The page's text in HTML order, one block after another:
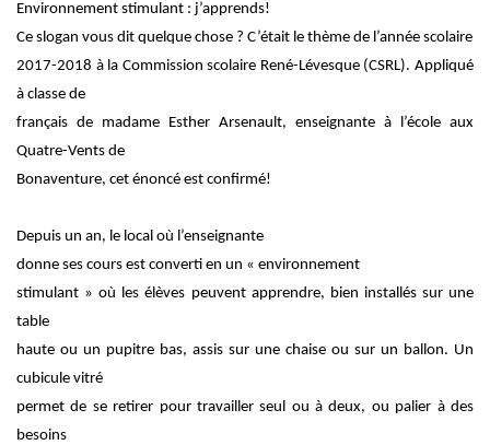
Environnement stimulant : j’apprends!
Ce slogan vous dit quelque chose ? C’était le thème de l’année scolaire
2017-2018 à la Commission scolaire René-Lévesque (CSRL). Appliqué
à classe de
français de madame Esther Arsenault, enseignante à l’école aux
Quatre-Vents de
Bonaventure, cet énoncé est confirmé!
Depuis un an, le local où l’enseignante
donne ses cours est converti en un « environnement
stimulant » où les élèves peuvent apprendre, bien installés sur une
table
haute ou un pupitre bas, assis sur une chaise ou sur un ballon. Un
cubicule vitré
permet de se retirer pour travailler seul ou à deux, ou palier à des
besoins